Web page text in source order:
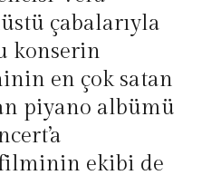
çabalarıyla
konserin
en çok satan
piyano albümü
a
ekibi de